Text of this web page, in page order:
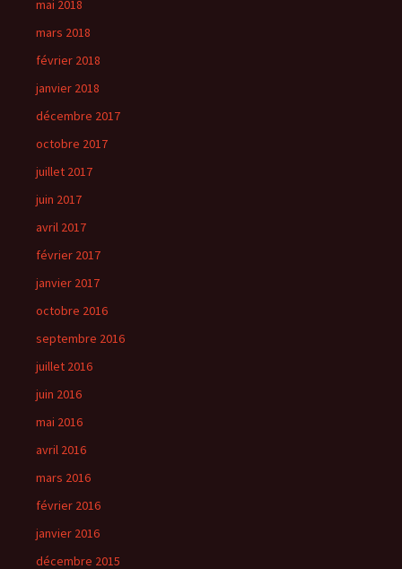
mai 2018
mars 2018
février 2018
janvier 2018
décembre 2017
octobre 2017
juillet 2017
juin 2017
avril 2017
février 2017
janvier 2017
octobre 2016
septembre 2016
juillet 2016
juin 2016
mai 2016
avril 2016
mars 2016
février 2016
janvier 2016
décembre 2015